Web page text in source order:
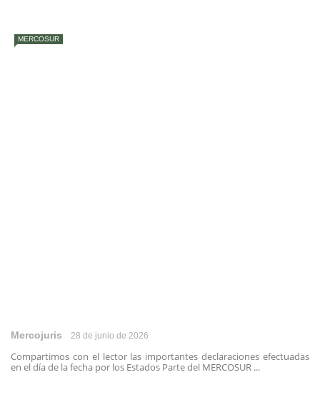
MERCOSUR
Mercojuris 28 de junio de 2026
Compartimos con el lector las importantes declaraciones efectuadas
en el día de la fecha por los Estados Parte del MERCOSUR ...